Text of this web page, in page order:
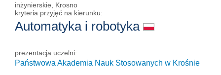
inżynierskie, Krosno
kryteria przyjęć na kierunku:
Automatyka i robotyka
prezentacja uczelni:
Państwowa Akademia Nauk Stosowanych w Krośnie